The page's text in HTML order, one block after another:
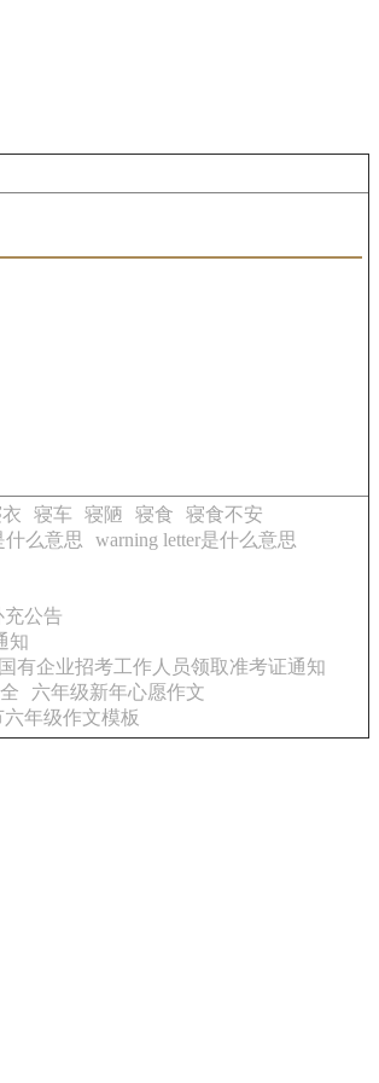
寝车 寝陋 寝食
寝食不安
什么意思
warning letter是什么意思
公告
知
有企业招考工作人员领取准考证通知
六年级新年心愿作文
六年级作文模板